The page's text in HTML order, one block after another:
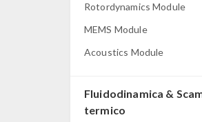
Rotordynamics Module
MEMS Module
Acoustics Module
Fluidodinamica &
termico